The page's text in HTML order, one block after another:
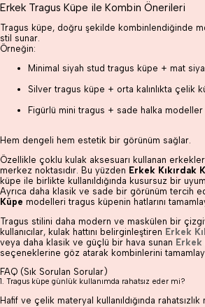
Erkek Tragus Küpe ile Kombin Önerileri
Tragus küpe, doğru şekilde kombinlendiğinde
stil sunar.
Örneğin:
Minimal siyah stud tragus küpe + mat
Silver tragus küpe + orta kalınlıkta çelik
Figürlü mini tragus + sade halka modeller
Hem dengeli hem estetik bir görünüm sağlar.
Özellikle çoklu kulak aksesuarı kullanan
merkez noktasıdır. Bu yüzden Erkek Kıkırdak
küpe ile birlikte kullanıldığında kusursuz bir
Ayrıca daha klasik ve sade bir görünüm tercih
Küpe modelleri tragus küpenin hatlarını
Tragus stilini daha modern ve maskülen bir
kullanıcılar, kulak hattını belirginleştiren Erkek
veya daha klasik ve güçlü bir hava sunan Erkek
seçeneklerine göz atarak kombinlerini
FAQ (Sık Sorulan Sorular)
1. Tragus küpe günlük kullanımda rahatsız eder mi?
Hafif ve çelik materyal kullanıldığında